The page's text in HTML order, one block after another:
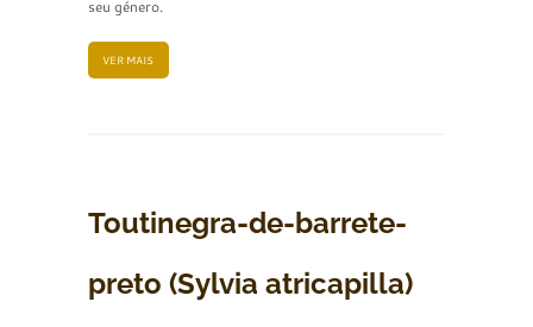
seu género.
VER MAIS
Toutinegra-de-barrete-
preto (Sylvia atricapilla)